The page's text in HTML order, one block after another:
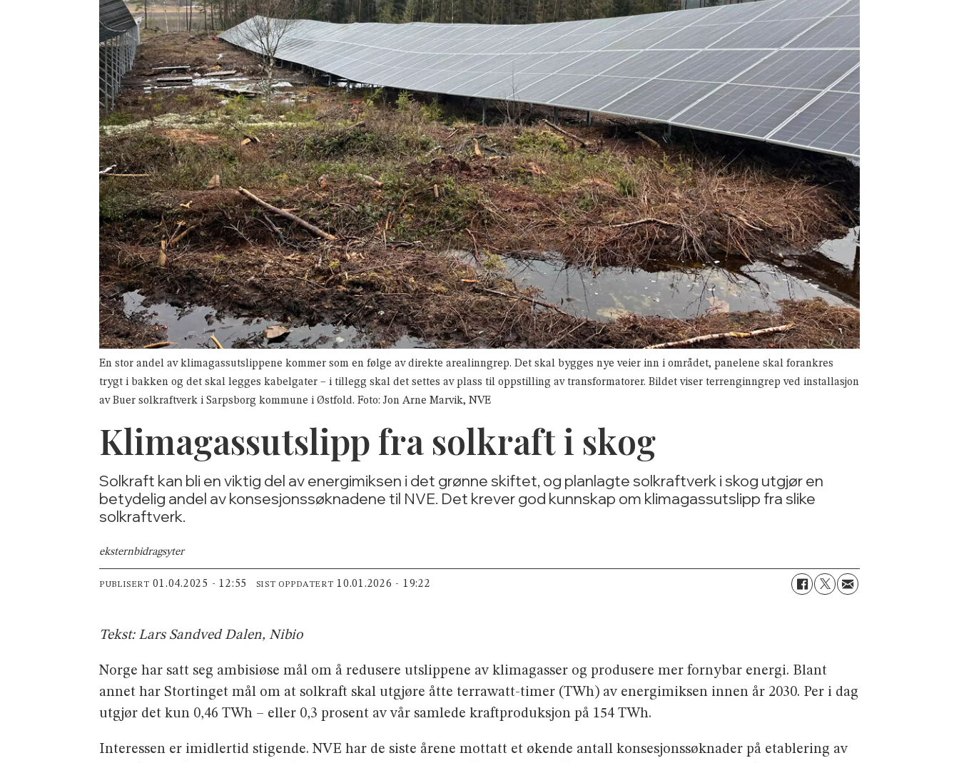
En stor andel av klimagassutslippene kommer som en følge av direkte arealinngrep. Det skal bygges nye veier inn i området, panelene skal forankres
trygt i bakken og det skal legges kabelgater – i tillegg skal det settes av plass til oppstilling av transformatorer. Bildet viser terrenginngrep ved installasjon
av Buer solkraftverk i Sarpsborg kommune i Østfold. Foto: Jon Arne Marvik, NVE
Klimagassutslipp fra solkraft i skog
Solkraft kan bli en viktig del av energimiksen i det grønne skiftet, og planlagte solkraftverk i skog utgjør en
betydelig andel av konsesjonssøknadene til NVE. Det krever god kunnskap om klimagassutslipp fra slike
solkraftverk.
eksternbidragsyter
PUBLISERT 01.04.2025 - 12:55 SIST OPPDATERT 10.01.2026 - 19:22
Tekst: Lars Sandved Dalen, Nibio
Norge har satt seg ambisiøse mål om å redusere utslippene av klimagasser og produsere mer fornybar energi. Blant
annet har Stortinget mål om at solkraft skal utgjøre åtte terrawatt-timer (TWh) av energimiksen innen år 2030. Per i dag
utgjør det kun 0,46 TWh – eller 0,3 prosent av vår samlede kraftproduksjon på 154 TWh.
Interessen er imidlertid stigende. NVE har de siste årene mottatt et økende antall konsesjonssøknader på etablering av